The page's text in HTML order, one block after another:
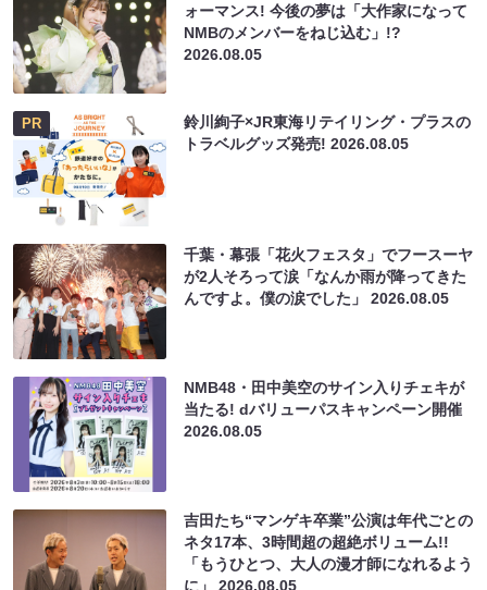
ォーマンス! 今後の夢は「大作家になって
NMBのメンバーをねじ込む」!?
2026.08.05
PR
鈴川絢子×JR東海リテイリング・プラスの
トラベルグッズ発売!2026.08.05
千葉・幕張「花火フェスタ」でフースーヤ
が2人そろって涙「なんか雨が降ってきた
んですよ。僕の涙でした」2026.08.05
NMB48・田中美空のサイン入りチェキが
当たる! dバリューパスキャンペーン開催
2026.08.05
吉田たち“マンゲキ卒業”公演は年代ごとの
ネタ17本、3時間超の超絶ボリューム!!
「もうひとつ、大人の漫才師になれるよう
に」2026.08.05